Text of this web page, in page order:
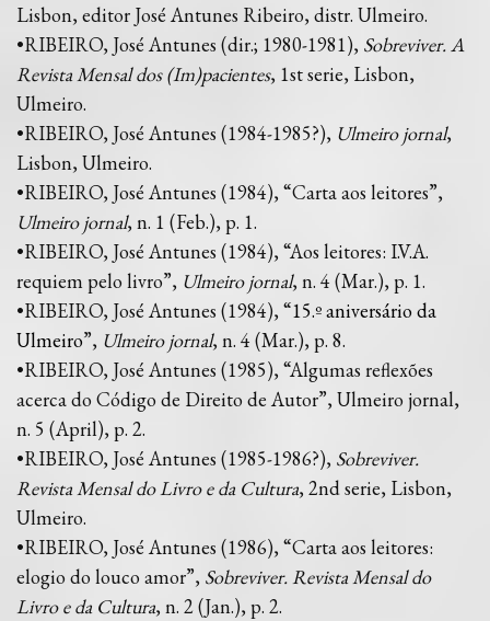
Lisbon, editor José Antunes Ribeiro, distr. Ulmeiro.
•RIBEIRO, José Antunes (dir.; 1980-1981), Sobreviver. A
Revista Mensal dos (Im)pacientes, 1st serie, Lisbon,
Ulmeiro.
•RIBEIRO, José Antunes (1984-1985?), Ulmeiro jornal,
Lisbon, Ulmeiro.
•RIBEIRO, José Antunes (1984), “Carta aos leitores”,
Ulmeiro jornal, n. 1 (Feb.), p. 1.
•RIBEIRO, José Antunes (1984), “Aos leitores: I.V.A.
requiem pelo livro”, Ulmeiro jornal, n. 4 (Mar.), p. 1.
•RIBEIRO, José Antunes (1984), “15.º aniversário da
Ulmeiro”, Ulmeiro jornal, n. 4 (Mar.), p. 8.
•RIBEIRO, José Antunes (1985), “Algumas reflexões
acerca do Código de Direito de Autor”, Ulmeiro jornal,
n. 5 (April), p. 2.
•RIBEIRO, José Antunes (1985-1986?), Sobreviver.
Revista Mensal do Livro e da Cultura, 2nd serie, Lisbon,
Ulmeiro.
•RIBEIRO, José Antunes (1986), “Carta aos leitores:
elogio do louco amor”, Sobreviver. Revista Mensal do
Livro e da Cultura, n. 2 (Jan.), p. 2.